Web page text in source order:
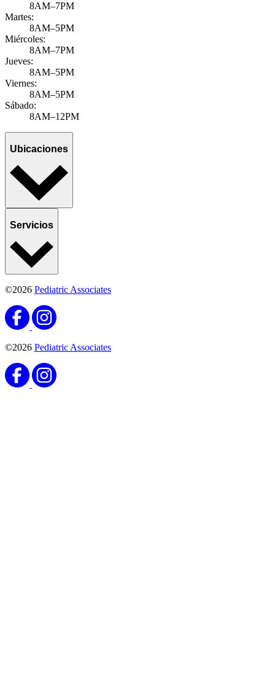
8AM–7PM
Martes:
8AM–5PM
Miércoles:
8AM–7PM
Jueves:
8AM–5PM
Viernes:
8AM–5PM
Sábado:
8AM–12PM
Ubicaciones
Servicios
©2026 Pediatric Associates
©2026 Pediatric Associates